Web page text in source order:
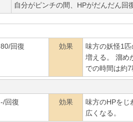
自分がピンチの間、HPがだんだん回
80/回復 効果
味方の妖怪1
増える。 溜め
での時間は約
-/回復 効果
味方のHPをじ
広くなる。